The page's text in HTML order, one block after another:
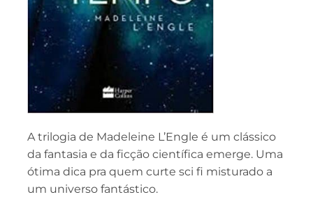
A trilogia de Madeleine L’Engle é um clássico
da fantasia e da ficção científica emerge. Uma
ótima dica pra quem curte sci fi misturado a
um universo fantástico.